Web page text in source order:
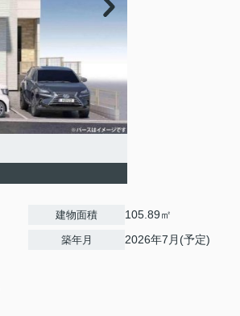
建物面積 105.89㎡
築年月 2026年7月(予定)